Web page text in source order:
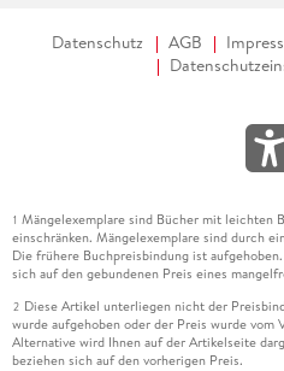
Datenschutz AGB
1 Mängelexemplare sind Bücher mit leichten
einschränken. Mängelexemplare sind durch
Die frühere Buchpreisbindung ist
sich auf den gebundenen Preis eines
2 Diese Artikel unterliegen nicht der
wurde aufgehoben oder der Preis wurde
Alternative wird Ihnen auf der Artikelseite
beziehen sich auf den vorherigen Preis.